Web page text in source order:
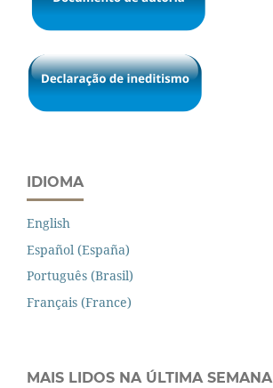
IDIOMA
English
Español (España)
Português (Brasil)
Français (France)
MAIS LIDOS NA ÚLTIMA SEMANA